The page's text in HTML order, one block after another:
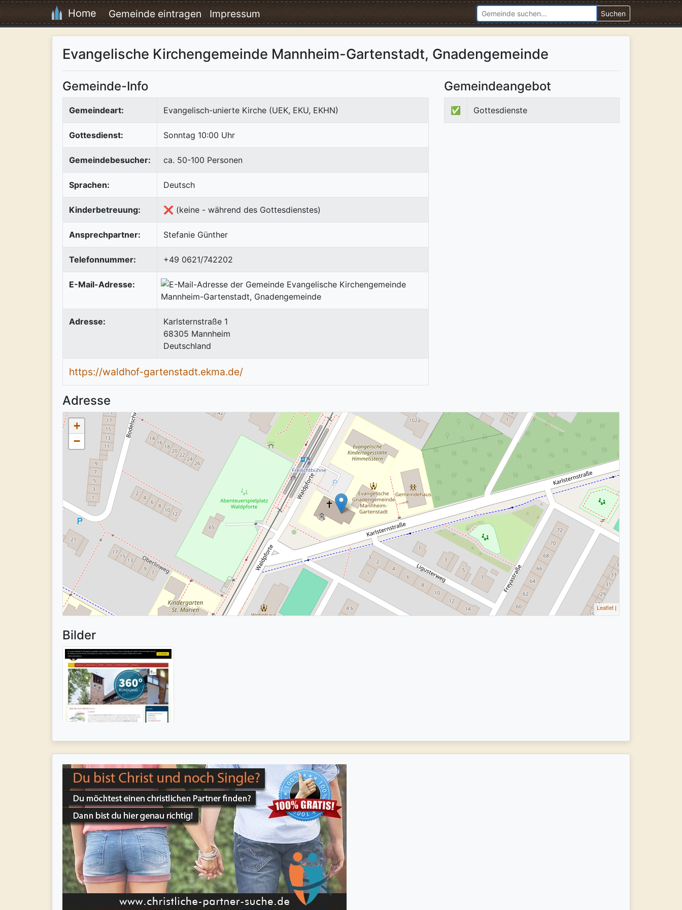
Home Gemeinde eintragen Impressum Suchen
Evangelische Kirchengemeinde Mannheim-Gartenstadt, Gnadengemeinde
Gemeinde-Info
Gemeindeart: Evangelisch-unierte Kirche (UEK, EKU, EKHN)
Gottesdienst: Sonntag 10:00 Uhr
Gemeindebesucher: ca. 50-100 Personen
Sprachen: Deutsch
Kinderbetreuung: ❌ (keine - während des Gottesdienstes)
Ansprechpartner: Stefanie Günther
Telefonnummer: +49 0621/742202
E-Mail-Adresse:
Adresse:
Karlsternstraße 1
68305 Mannheim
Deutschland
https://waldhof-gartenstadt.ekma.de/
Gemeindeangebot
✅ Gottesdienste
Adresse
+
−
Leaflet |
Bilder